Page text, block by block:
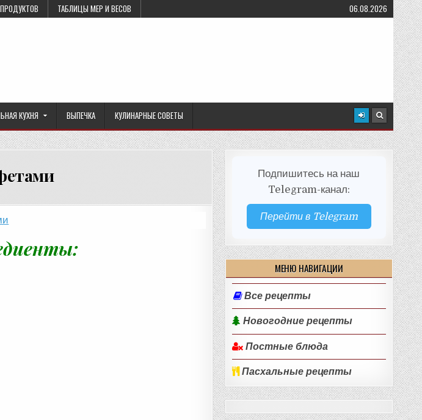
ТАБЛИЦЫ МЕР И ВЕСОВ 06.08.2026
КУХНЯ ВЫПЕЧКА КУЛИНАРНЫЕ СОВЕТЫ
Подпишитесь на наш
Telegram-канал:
Перейти в Telegram
МЕНЮ НАВИГАЦИИ
Все рецепты
Новогодние рецепты
Постные блюда
Пасхальные рецепты